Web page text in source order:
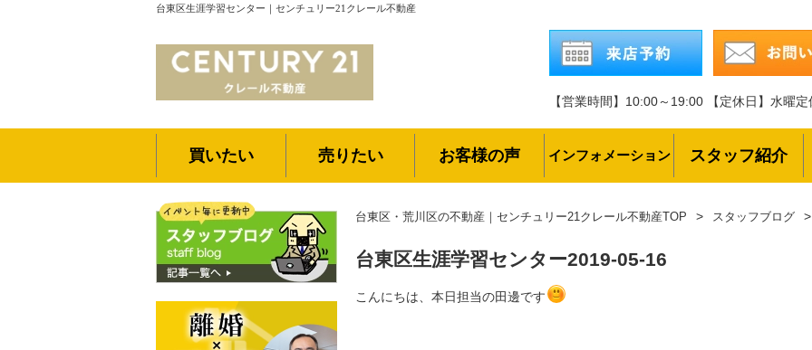
台東区生涯学習センター｜センチュリー21クレール不動産
【営業時間】10:00～19:00 【定休日】水曜定
買いたい 売りたい お客様の声 インフォメーション スタッフ紹介
台東区・荒川区の不動産｜センチュリー21クレール不動産TOP スタッフブログ
台東区生涯学習センター2019-05-16
こんにちは、本日担当の田邊です